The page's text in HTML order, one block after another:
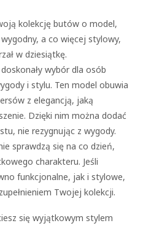
kolekcję butów o model,
a co więcej stylowy,
w dziesiątkę.
wybór dla osób
i stylu. Ten model obuwia
z elegancją, jaką
Dzięki nim można dodać
nie rezygnując z wygody.
sprawdzą się na co dzień,
charakteru. Jeśli
funkcjonalne, jak i stylowe,
Twojej kolekcji.
się wyjątkowym stylem